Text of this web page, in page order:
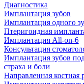
Диагностика
Имплантация зубов
Имплантация одного
Птеригоидная
Имплантация All-on-6
Консультация
Имплантация зубов
страха и боли
Направленная костная